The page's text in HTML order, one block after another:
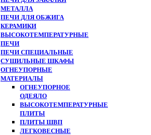
МЕТАЛЛА
ПЕЧИ ДЛЯ ОБЖИГА
КЕРАМИКИ
ВЫСОКОТЕМПЕРАТУРНЫЕ
ПЕЧИ
ПЕЧИ СПЕЦИАЛЬНЫЕ
СУШИЛЬНЫЕ ШКАФЫ
ОГНЕУПОРНЫЕ
МАТЕРИАЛЫ
ОГНЕУПОРНОЕ
ОДЕЯЛО
ВЫСОКОТЕМПЕРАТУРНЫЕ
ПЛИТЫ
ПЛИТЫ ШВП
ЛЕГКОВЕСНЫЕ